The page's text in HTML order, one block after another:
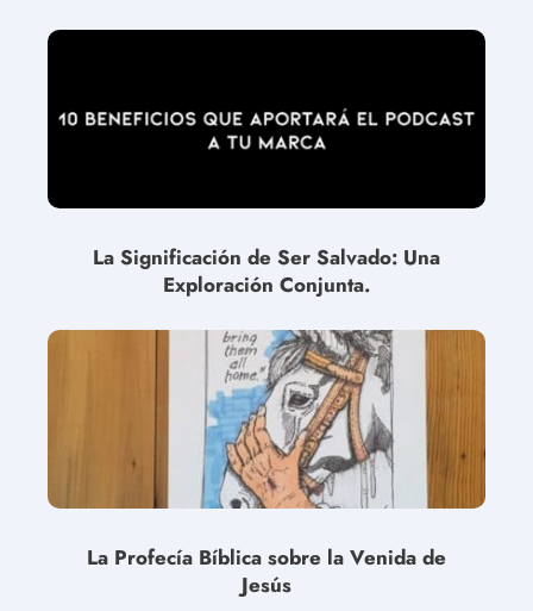
La Significación de Ser Salvado: Una
Exploración Conjunta.
La Profecía Bíblica sobre la Venida de
Jesús